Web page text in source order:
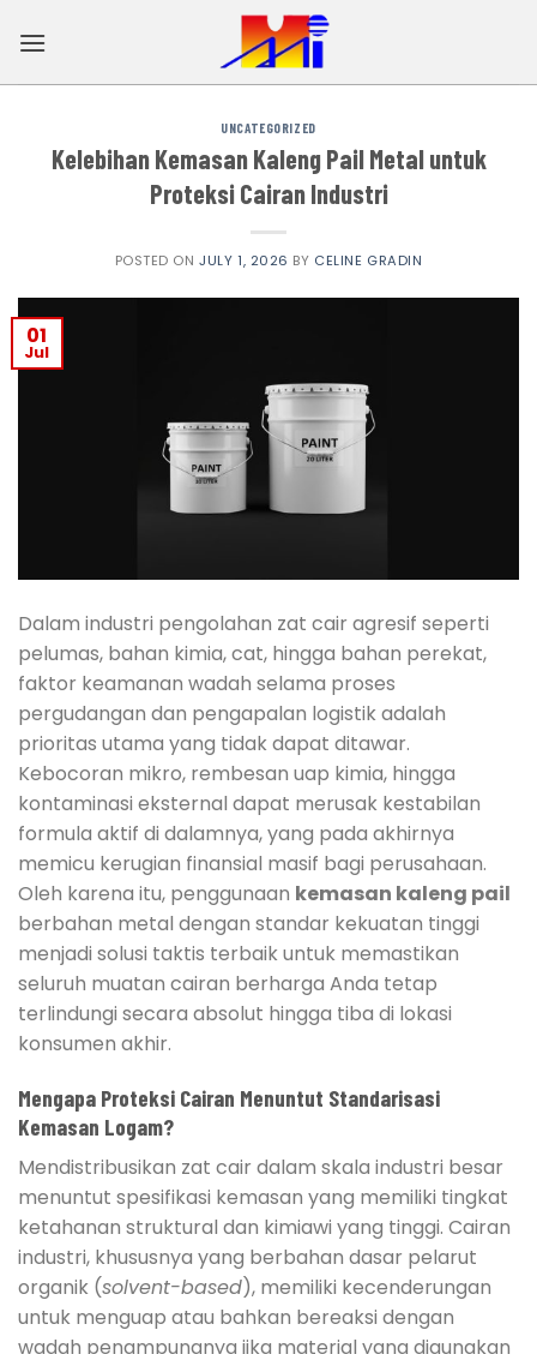
UNCATEGORIZED
Kelebihan Kemasan Kaleng Pail Metal untuk
Proteksi Cairan Industri
POSTED ONJULY 1, 2026 BY CELINE GRADIN
01
Jul
Dalam industri pengolahan zat cair agresif seperti
pelumas, bahan kimia, cat, hingga bahan perekat,
faktor keamanan wadah selama proses
pergudangan dan pengapalan logistik adalah
prioritas utama yang tidak dapat ditawar.
Kebocoran mikro, rembesan uap kimia, hingga
kontaminasi eksternal dapat merusak kestabilan
formula aktif di dalamnya, yang pada akhirnya
memicu kerugian finansial masif bagi perusahaan.
Oleh karena itu, penggunaan kemasan kaleng pail
berbahan metal dengan standar kekuatan tinggi
menjadi solusi taktis terbaik untuk memastikan
seluruh muatan cairan berharga Anda tetap
terlindungi secara absolut hingga tiba di lokasi
konsumen akhir.
Mengapa Proteksi Cairan Menuntut Standarisasi
Kemasan Logam?
Mendistribusikan zat cair dalam skala industri besar
menuntut spesifikasi kemasan yang memiliki tingkat
ketahanan struktural dan kimiawi yang tinggi. Cairan
industri, khususnya yang berbahan dasar pelarut
organik (solvent-based), memiliki kecenderungan
untuk menguap atau bahkan bereaksi dengan
wadah penampungnya jika material yang digunakan